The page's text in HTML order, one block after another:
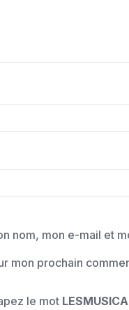
nom, mon e-mail et
mon prochain
le mot